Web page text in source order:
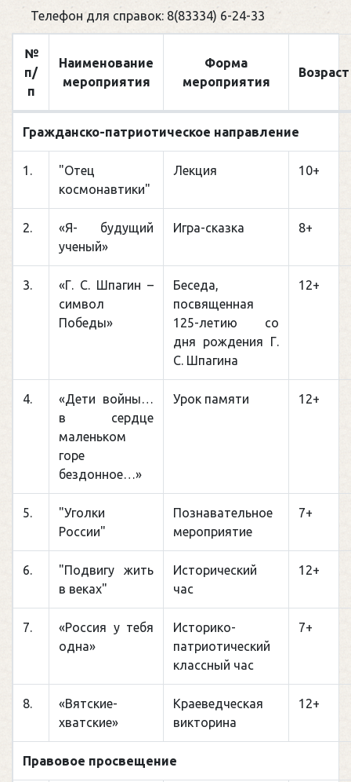
Телефон для справок: 8(83334) 6-24-33
№
п/
п
Наименование
мероприятия
Форма
мероприятия
Возраст
Гражданско-патриотическое направление
1.
"Отец
космонавтики"
Лекция 10+
2.
«Я- будущий
ученый»
Игра-сказка 8+
3.
«Г. С. Шпагин –
символ
Победы»
Беседа,
посвященная
125-летию со
дня рождения Г.
С. Шпагина
12+
4.
«Дети войны…
в сердце
маленьком
горе
бездонное…»
Урок памяти 12+
5.
"Уголки
России"
Познавательное
мероприятие
7+
6.
"Подвигу жить
в веках"
Исторический
час
12+
7.
«Россия у тебя
одна»
Историко-
патриотический
классный час
7+
8.
«Вятские-
хватские»
Краеведческая
викторина
12+
Правовое просвещение